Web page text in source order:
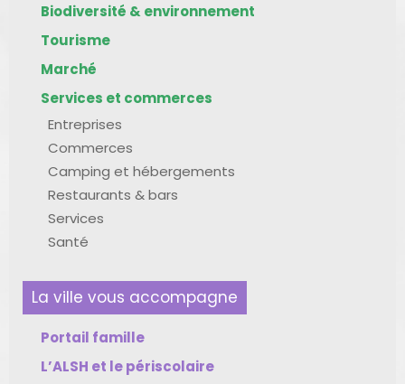
Biodiversité & environnement
Tourisme
Marché
Services et commerces
Entreprises
Commerces
Camping et hébergements
Restaurants & bars
Services
Santé
La ville vous accompagne
Portail famille
L’ALSH et le périscolaire